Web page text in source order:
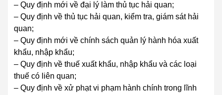
– Quy định mới về đại lý làm thủ tục hải quan;
– Quy định về thủ tục hải quan, kiểm tra, giám sát hải
quan;
– Quy định mới về chính sách quản lý hành hóa xuất
khẩu, nhập khẩu;
– Quy định về thuế xuất khẩu, nhập khẩu và các loại
thuế có liên quan;
– Quy định về xử phạt vi phạm hành chính trong lĩnh